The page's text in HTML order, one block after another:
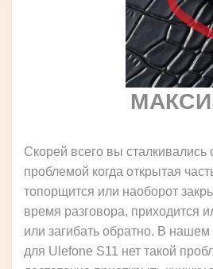
Скорей всего вы сталкивались
проблемой когда открытая
топорщится или наоборот
время разговора, приходится
или загибать обратно. В
для Ulefone S11 нет такой